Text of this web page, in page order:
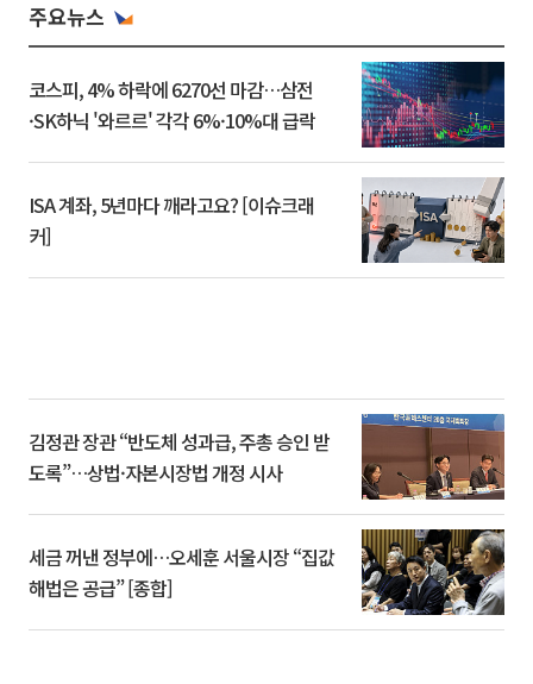
주요뉴스
코스피, 4% 하락에 6270선 마감…삼전
·SK하닉 '와르르' 각각 6%·10%대 급락
ISA 계좌, 5년마다 깨라고요? [이슈크래
커]
김정관 장관 “반도체 성과급, 주총 승인 받
도록”…상법·자본시장법 개정 시사
세금 꺼낸 정부에…오세훈 서울시장 “집값
해법은 공급” [종합]